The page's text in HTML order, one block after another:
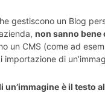
gestiscono un Blog
non sanno bene
un CMS (come ad
importazione di
un’immagine è il testo